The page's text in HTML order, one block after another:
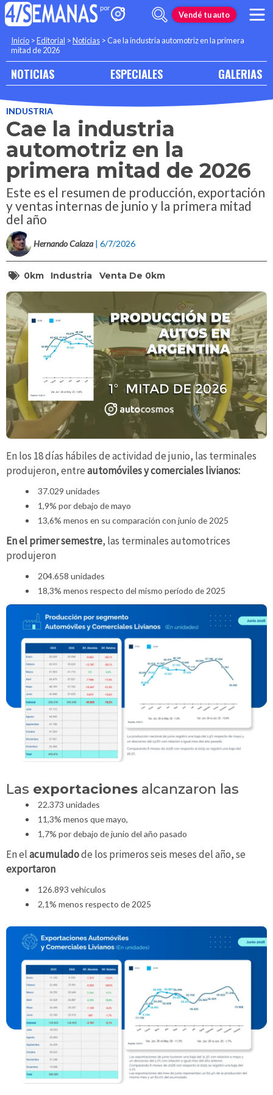
Vendé tu auto
Inicio >Editorial >Noticias >Cae la industria automotriz en la primera
mitad de 2026
NOTICIAS ESPECIALES GALERIAS
INDUSTRIA
Cae la industria
automotriz en la
primera mitad de 2026
Este es el resumen de producción, exportación
y ventas internas de junio y la primera mitad
del año
Hernando Calaza | 6/7/2026
0km Industria Venta De 0km
En los 18 días hábiles de actividad de junio, las terminales
produjeron, entreautomóviles y comerciales livianos:
37.029 unidades
1,9% por debajo de mayo
13,6% menos en su comparación con junio de 2025
En el primer semestre, las terminales automotrices
produjeron
204.658 unidades
18,3% menos respecto del mismo período de 2025
Las exportaciones alcanzaron las
22.373 unidades
11,3% menos que mayo,
1,7% por debajo de junio del año pasado
En elacumuladode los primeros seis meses del año, se
exportaron
126.893 vehículos
2,1% menos respecto de 2025